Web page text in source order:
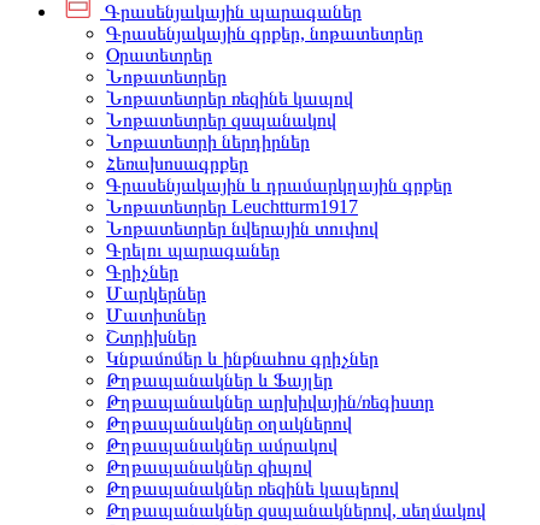
Գրասենյակային պարագաներ
Գրասենյակային գրքեր, նոթատետրեր
Օրատետրեր
Նոթատետրեր
Նոթատետրեր ռեզինե կապով
Նոթատետրեր զսպանակով
Նոթատետրի ներդիրներ
Հեռախոսագրքեր
Գրասենյակային և դրամարկղային գրքեր
Նոթատետրեր Leuchtturm1917
Նոթատետրեր նվերային տուփով
Գրելու պարագաներ
Գրիչներ
Մարկերներ
Մատիտներ
Շտրիխներ
Կնքամոմեր և ինքնահոս գրիչներ
Թղթապանակներ և Ֆայլեր
Թղթապանակներ արխիվային/ռեգիստր
Թղթապանակներ օղակներով
Թղթապանակներ ամրակով
Թղթապանակներ զիպով
Թղթապանակներ ռեզինե կապերով
Թղթապանակներ զսպանակներով, սեղմակով